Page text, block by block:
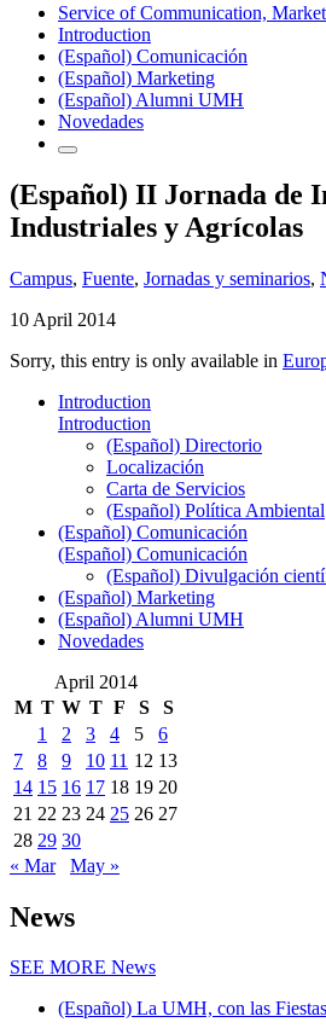
Service of Communication,
Introduction
(Español) Comunicación
(Español) Marketing
(Español) Alumni UMH
Novedades
(Español) II Jornada de
Industriales y Agrícolas
Campus, Fuente, Jornadas y seminarios,
10 April 2014
Sorry, this entry is only available in
Introduction
Introduction
(Español) Directorio
Localización
Carta de Servicios
(Español) Política Ambiental
(Español) Comunicación
(Español) Comunicación
(Español) Divulgación
(Español) Marketing
(Español) Alumni UMH
Novedades
April 2014
M T W T F S
S
1
2 3 4 5
6
7
8 9 10 11 12 13
14 15 16 17 18 19 20
21 22 23 24 25 26 27
28 29 30
« Mar
May »
News
SEE MORE News
(Español) La UMH, con las